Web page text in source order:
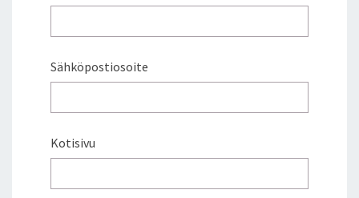
Sähköpostiosoite
Kotisivu